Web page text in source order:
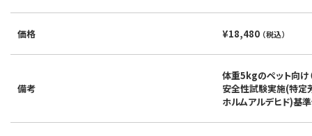
価格 ¥18,480 （税込）
備考
体重5kgのペット向け
安全性試験実施(特定
ホルムアルデヒド)基